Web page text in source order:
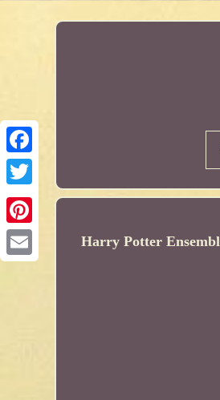
Harry Potter